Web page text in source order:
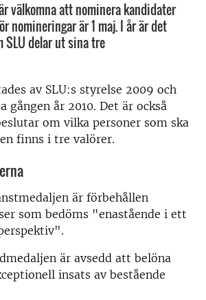
välkomna att nominera kandidater
nomineringar är 1 maj. I år är det
SLU delar ut sina tre
av SLU:s styrelse 2009 och
gången år 2010. Det är också
om vilka personer som ska
finns i tre valörer.
är förbehållen
som bedöms "enastående i ett
är avsedd att belöna
insats av bestående